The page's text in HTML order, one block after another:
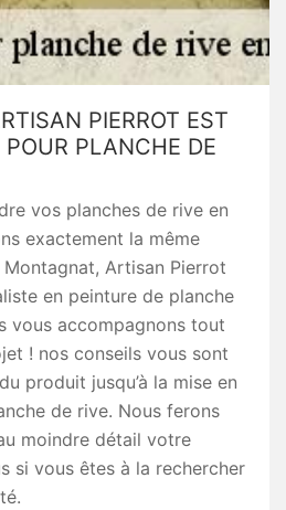
PIERROT EST
POUR PLANCHE DE
vos planches de rive en
exactement la même
Artisan Pierrot
en peinture de planche
vous accompagnons tout
! nos conseils vous sont
produit jusqu’à la mise en
de rive. Nous ferons
moindre détail votre
si vous êtes à la rechercher